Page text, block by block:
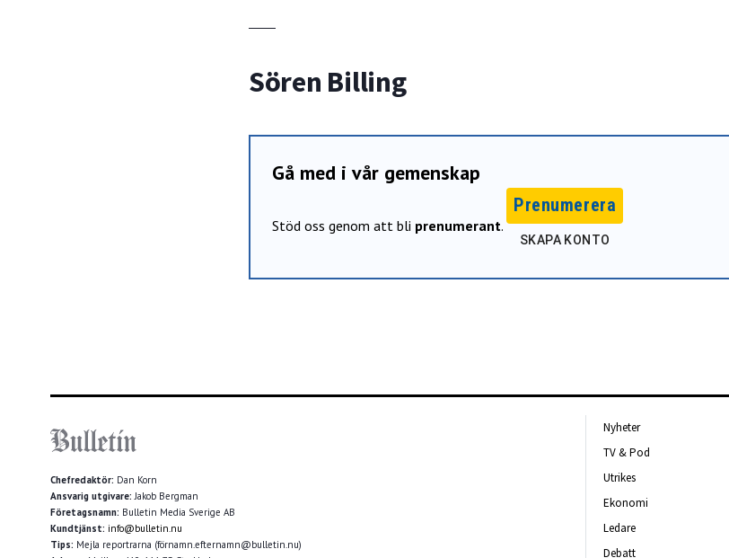
Sören Billing
Gå med i vår gemenskap
Stöd oss genom att bli prenumerant.
Prenumerera
SKAPA KONTO
Chefredaktör: Dan Korn
Ansvarig utgivare: Jakob Bergman
Företagsnamn: Bulletin Media Sverige AB
Kundtjänst: info@bulletin.nu
Tips: Mejla reportrarna (förnamn.efternamn@bulletin.nu)
Nyheter
TV & Pod
Utrikes
Ekonomi
Ledare
Debatt